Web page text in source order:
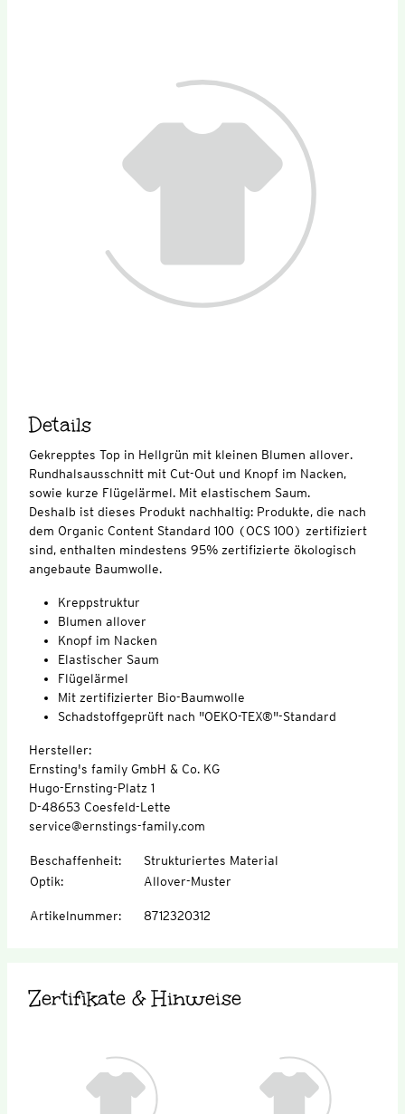
Details
Gekrepptes Top in Hellgrün mit kleinen Blumen allover.
Rundhalsausschnitt mit Cut-Out und Knopf im Nacken,
sowie kurze Flügelärmel. Mit elastischem Saum.
Deshalb ist dieses Produkt nachhaltig: Produkte, die nach
dem Organic Content Standard 100 (OCS 100) zertifiziert
sind, enthalten mindestens 95% zertifizierte ökologisch
angebaute Baumwolle.
Kreppstruktur
Blumen allover
Knopf im Nacken
Elastischer Saum
Flügelärmel
Mit zertifizierter Bio-Baumwolle
Schadstoffgeprüft nach "OEKO-TEX®"-Standard
Hersteller:
Ernsting's family GmbH & Co. KG
Hugo-Ernsting-Platz 1
D-48653 Coesfeld-Lette
service@ernstings-family.com
Beschaffenheit:
Strukturiertes Material
Optik: Allover-Muster
Artikelnummer: 8712320312
Zertifikate & Hinweise